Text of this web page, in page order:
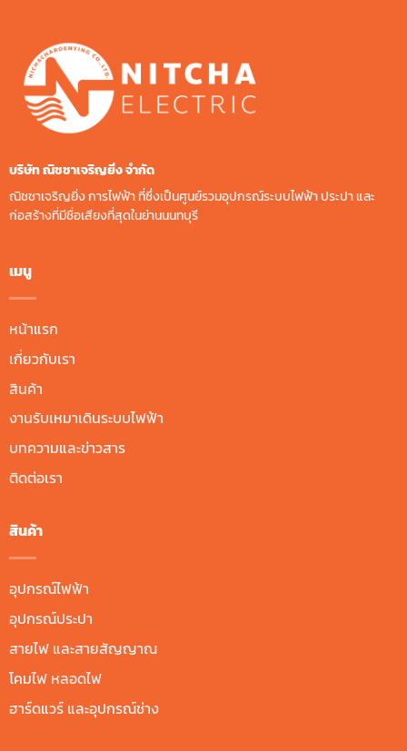
บริษัท ณิชชาเจริญยิ่ง จํากัด
ณิชชาเจริญยิ่ง การไฟฟ้า ที่ซึ่งเป็นศูนย์รวมอุปกรณ์ระบบไฟฟ้า ประปา และ
ก่อสร้างที่มีชื่อเสียงที่สุดในย่านนนทบุรี
เมนู
หน้าแรก
เกี่ยวกับเรา
สินค้า
งานรับเหมาเดินระบบไฟฟ้า
บทความและข่าวสาร
ติดต่อเรา
สินค้า
อุปกรณ์ไฟฟ้า
อุปกรณ์ประปา
สายไฟ และสายสัญญาณ
โคมไฟ หลอดไฟ
ฮาร์ดแวร์ และอุปกรณ์ช่าง